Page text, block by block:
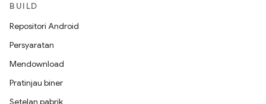
BUILD
Repositori Android
Persyaratan
Mendownload
Pratinjau biner
Setelan pabrik